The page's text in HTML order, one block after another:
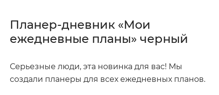
Планер-дневник «Мои
ежедневные планы» черный
Серьезные люди, эта новинка для вас! Мы
создали планеры для всех ежедневных планов.